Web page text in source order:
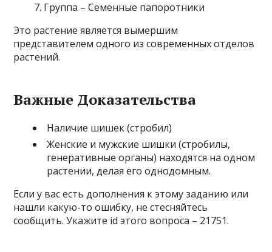
Группа – Семенные папоротники
Это растение является вымершим
представителем одного из современных отделов
растений.
Важные Доказательства
Наличие шишек (стробил)
Женские и мужские шишки (стробилы,
генеративные органы) находятся на одном
растении, делая его однодомным.
Если у вас есть дополнения к этому заданию или
нашли какую-то ошибку, не стесняйтесь
сообщить. Укажите id этого вопроса – 21751.